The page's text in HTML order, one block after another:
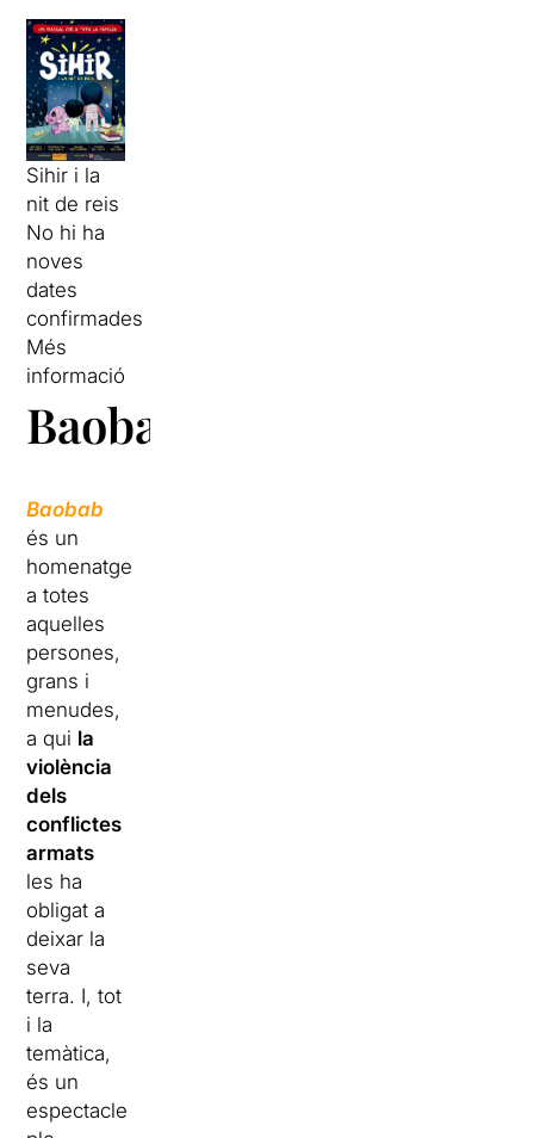
Sihir i la
nit de reis
No hi ha
noves
dates
confirmades
Més
informació
Baobab
Baobab
és un
homenatge
a totes
aquelles
persones,
grans i
menudes,
a qui la
violència
dels
conflictes
armats
les ha
obligat a
deixar la
seva
terra. I, tot
i la
temàtica,
és un
espectacle